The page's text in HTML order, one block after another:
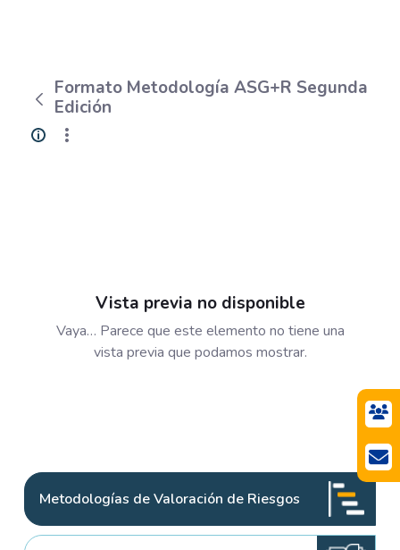
Formato Metodología ASG+R Segunda
Edición
Vista previa no disponible
Vaya… Parece que este elemento no tiene una
vista previa que podamos mostrar.
Metodologías de Valoración de Riesgos